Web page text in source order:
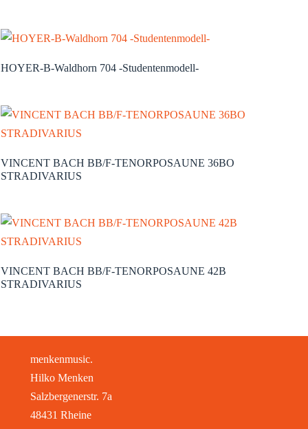
HOYER-B-Waldhorn 704 -Studentenmodell-
VINCENT BACH BB/F-TENORPOSAUNE 36BO
STRADIVARIUS
VINCENT BACH BB/F-TENORPOSAUNE 42B
STRADIVARIUS
menkenmusic.
Hilko Menken
Salzbergenerstr. 7a
48431 Rheine